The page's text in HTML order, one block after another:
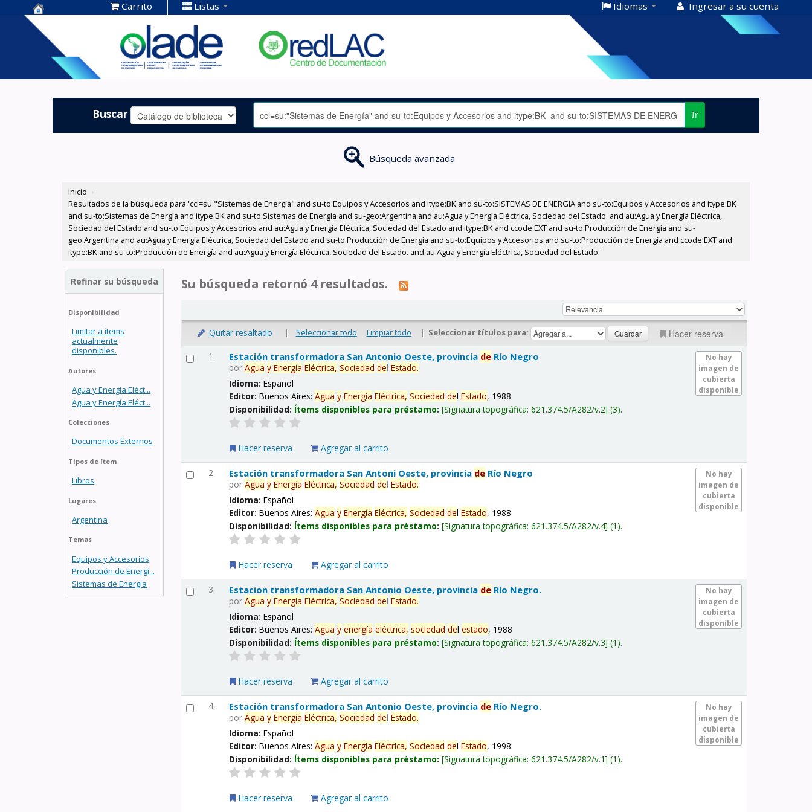
Centro de
Documentación
OLADE -
Carrito Listas Idiomas Ingresar a su cuenta
Buscar Ir
Búsqueda avanzada
Inicio ›
Resultados de la búsqueda para 'ccl=su:"Sistemas de Energía" and su-to:Equipos y Accesorios and itype:BK and su-to:SISTEMAS DE ENERGIA and su-to:Equipos y Accesorios and itype:BK
and su-to:Sistemas de Energía and itype:BK and su-to:Sistemas de Energía and su-geo:Argentina and au:Agua y Energía Eléctrica, Sociedad del Estado. and au:Agua y Energía Eléctrica,
Sociedad del Estado and su-to:Equipos y Accesorios and au:Agua y Energía Eléctrica, Sociedad del Estado and itype:BK and ccode:EXT and su-to:Producción de Energía and su-
geo:Argentina and au:Agua y Energía Eléctrica, Sociedad del Estado and su-to:Producción de Energía and su-to:Equipos y Accesorios and su-to:Producción de Energía and ccode:EXT and
itype:BK and su-to:Producción de Energía and au:Agua y Energía Eléctrica, Sociedad del Estado. and au:Agua y Energía Eléctrica, Sociedad del Estado.'
Refinar su búsqueda
Disponibilidad
Limitar a ítems
actualmente
disponibles.
Autores
Agua y Energía Eléct...
Agua y Energía Eléct...
Colecciones
Documentos Externos
Tipos de ítem
Libros
Lugares
Argentina
Temas
Equipos y Accesorios
Producción de Energí...
Sistemas de Energía
Su búsqueda retornó 4 resultados.
Quitar resaltado | Seleccionar todo Limpiar todo | Seleccionar títulos para: Hacer reserva
1.
No hay
imagen de
cubierta
disponible
Estación transformadora San Antonio Oeste, provincia de Río Negro
porAgua y Energía Eléctrica, Sociedad delEstado.
Idioma:Español
Editor:Buenos Aires:Agua y Energía Eléctrica, Sociedad delEstado, 1988
Disponibilidad: Ítems disponibles para préstamo: Signatura topográfica:621.374.5/A282/v.2 (3).
Hacer reserva Agregar al carrito
2.
No hay
imagen de
cubierta
disponible
Estación transformadora San Antoni Oeste, provincia de Río Negro
porAgua y Energía Eléctrica, Sociedad delEstado.
Idioma:Español
Editor:Buenos Aires:Agua y Energía Eléctrica, Sociedad delEstado, 1988
Disponibilidad: Ítems disponibles para préstamo: Signatura topográfica:621.374.5/A282/v.4 (1).
Hacer reserva Agregar al carrito
3.
No hay
imagen de
cubierta
disponible
Estacion transformadora San Antonio Oeste, provincia de Río Negro.
porAgua y Energía Eléctrica, Sociedad delEstado.
Idioma:Español
Editor:Buenos Aires:Agua y energía eléctrica, sociedad delestado, 1988
Disponibilidad: Ítems disponibles para préstamo: Signatura topográfica:621.374.5/A282/v.3 (1).
Hacer reserva Agregar al carrito
4.
No hay
imagen de
cubierta
disponible
Estación transformadora San Antonio Oeste, provincia de Río Negro.
porAgua y Energía Eléctrica, Sociedad delEstado.
Idioma:Español
Editor:Buenos Aires:Agua y Energía Eléctrica, Sociedad delEstado, 1998
Disponibilidad: Ítems disponibles para préstamo: Signatura topográfica:621.374.5/A282/v.1 (1).
Hacer reserva Agregar al carrito